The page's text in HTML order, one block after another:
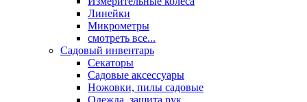
Линейки
Микрометры
смотреть все...
Садовый инвентарь
Секаторы
Садовые аксессуары
Ножовки, пилы садовые
Одежда, защита рук